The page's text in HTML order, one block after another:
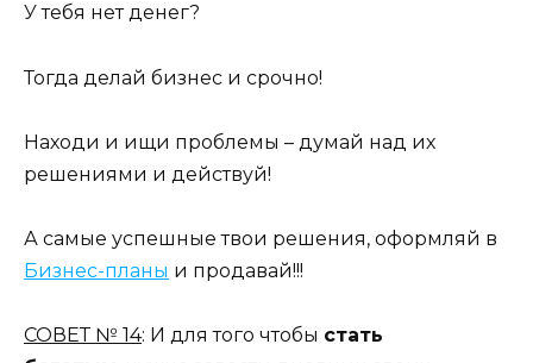
У тебя нет денег?
Тогда делай бизнес и срочно!
Находи и ищи проблемы – думай над их
решениями и действуй!
А самые успешные твои решения, оформляй в
Бизнес-планы и продавай!!!
СОВЕТ № 14: И для того чтобы стать